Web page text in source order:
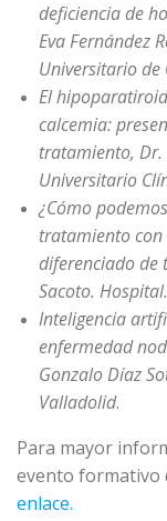
deficiencia de
Eva Fernández
Universitario de
El
calcemia:
tratamiento, Dr.
Universitario
¿Cómo
tratamiento
diferenciado de
Sacoto.
Inteligencia
enfermedad
Gonzalo Díaz
Valladolid.
Para mayor
evento formativo
enlace.